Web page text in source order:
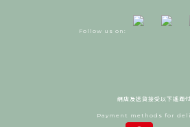
Follow us on:
網店及送貨接受以下遙距
Payment methods for